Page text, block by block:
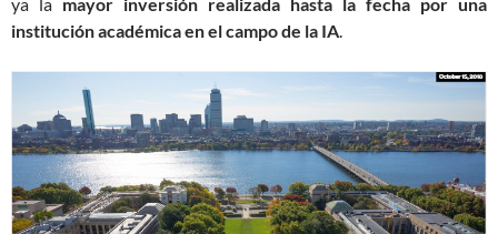
institución académica en el campo de la IA